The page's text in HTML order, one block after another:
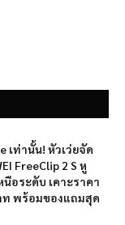
เท่านั้น! หัวเว่ยจัด
FreeClip 2 S หู
อระดับ เคาะราคา
ท พร้อมของแถมสุด